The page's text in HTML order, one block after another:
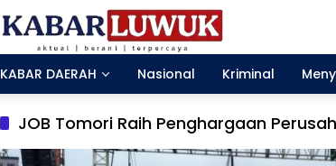
KABAR DAERAH
Nasional Kriminal
JOB Tomori Raih Penghargaan